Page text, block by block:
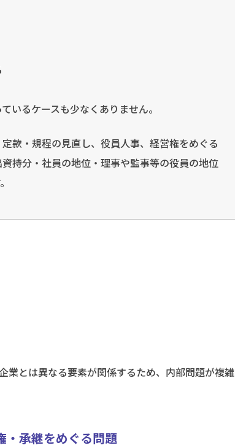
いるケースも少なくありません。
款・規程の見直し、役員人事、経営権をめぐる
持分・社員の地位・理事や監事等の役員の地位
業とは異なる要素が関係するため、内部問題が複雑
・承継をめぐる問題